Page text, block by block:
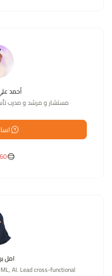
أحمد
مستشار و مرشد و مدرب
امل
AI. Lead cross-functional…